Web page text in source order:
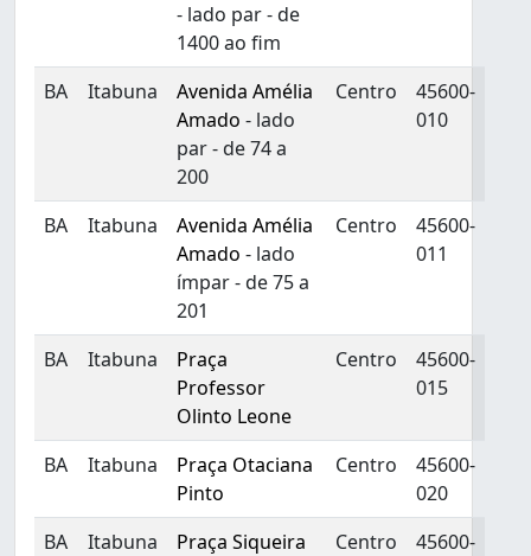
- lado par - de
1400 ao fim
BA Itabuna
Avenida Amélia
Amado - lado
par - de 74 a
200
Centro
45600-
010
BA Itabuna
Avenida Amélia
Amado - lado
ímpar - de 75 a
201
Centro
45600-
011
BA Itabuna
Praça
Professor
Olinto Leone
Centro
45600-
015
BA Itabuna
Praça Otaciana
Pinto
Centro
45600-
020
BA
Itabuna
Praça Siqueira
Centro
45600-